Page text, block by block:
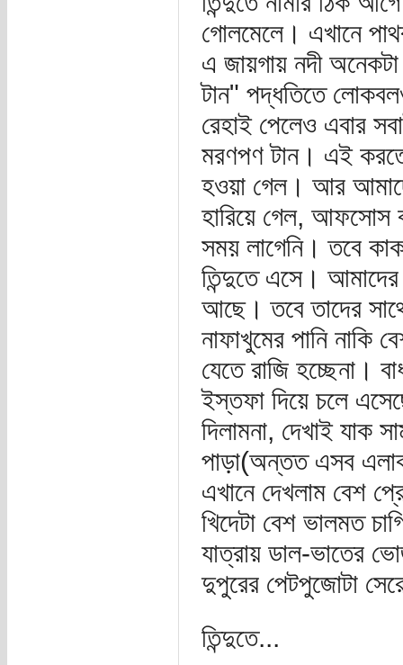
গোলমেলে। এখানে
এ জায়গায় নদী
টান" পদ্ধতিতে
রেহাই পেলেও এবার
মরণপণ টান। এই করতে
হওয়া গেল। আর
হারিয়ে গেল, আফসোস
সময় লাগেনি। তবে
তিন্দুতে এসে। আমাদের
আছে। তবে তাদের
নাফাখুমের পানি নাকি
যেতে রাজি হচ্ছেনা।
ইস্তফা দিয়ে চলে
দিলামনা, দেখাই যাক
পাড়া(অন্তত এসব
এখানে দেখলাম বেশ
খিদেটা বেশ ভালমত
যাত্রায় ডাল-ভাতের
দুপুরের পেটপুজোটা
তিন্দুতে...